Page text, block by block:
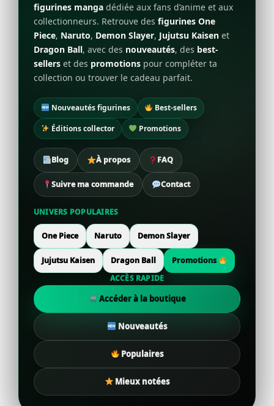
figurines manga dédiée aux fans d’anime et aux
collectionneurs. Retrouve des figurines One
Piece, Naruto, Demon Slayer, Jujutsu Kaisen et
Dragon Ball, avec des nouveautés, des best-
sellers et des promotions pour compléter ta
collection ou trouver le cadeau parfait.
Nouveautés figurines
Best-sellers
Éditions collector
Promotions
Blog À propos FAQ
Suivre ma commande Contact
UNIVERS POPULAIRES
One Piece Naruto Demon Slayer
Jujutsu Kaisen Dragon Ball
Promotions
ACCÈS RAPIDE
Accéder à la boutique
Nouveautés
Populaires
Mieux notées